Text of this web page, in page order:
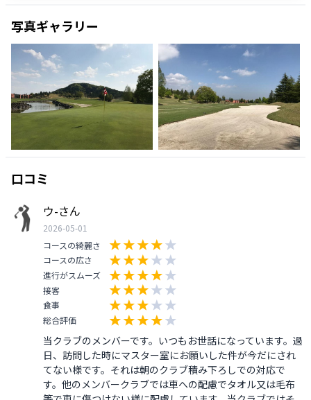
写真ギャラリー
口コミ
ウ-さん
2026-05-01
コースの綺麗さ
コースの広さ
進行がスムーズ
接客
食事
総合評価
当クラブのメンバーです。いつもお世話になっています。過
日、訪問した時にマスター室にお願いした件が今だにされ
てない様です。それは朝のクラブ積み下ろしでの対応で
す。他のメンバークラブでは車への配慮でタオル又は毛布